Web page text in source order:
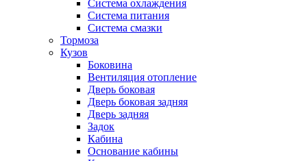
Система охлаждения
Система питания
Система смазки
Тормоза
Кузов
Боковина
Вентиляция отопление
Дверь боковая
Дверь боковая задняя
Дверь задняя
Задок
Кабина
Основание кабины